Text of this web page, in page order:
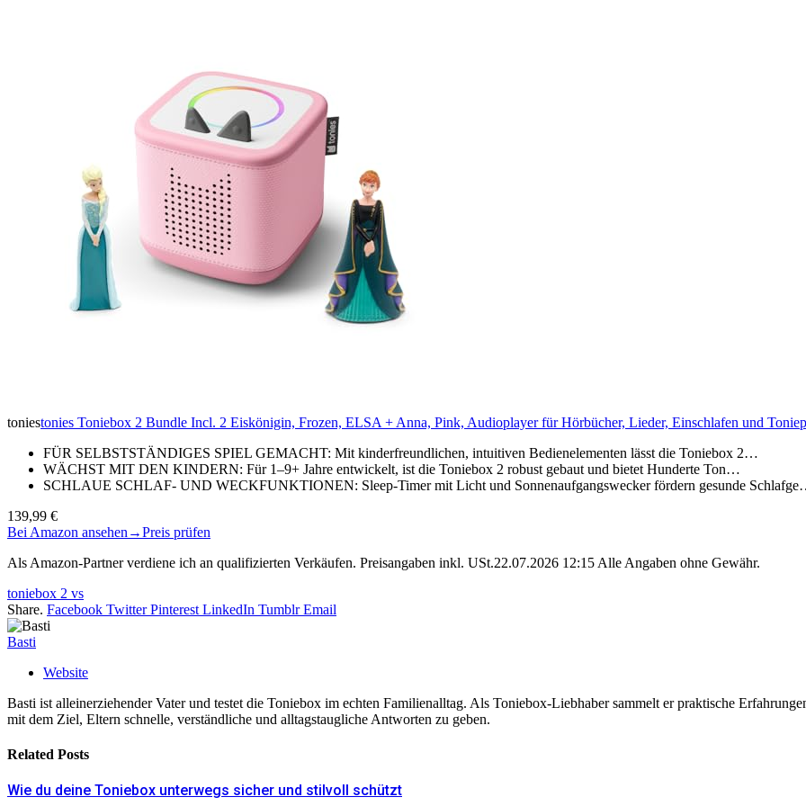
toniestonies Toniebox 2 Bundle Incl. 2 Eiskönigin, Frozen, ELSA + Anna, Pink, Audioplayer für Hörbücher, Lieder, Einschlafen und
FÜR SELBSTSTÄNDIGES SPIEL GEMACHT: Mit kinderfreundlichen, intuitiven Bedienelementen lässt die Toniebox 2…
WÄCHST MIT DEN KINDERN: Für 1–9+ Jahre entwickelt, ist die Toniebox 2 robust gebaut und bietet Hunderte Ton…
SCHLAUE SCHLAF- UND WECKFUNKTIONEN: Sleep-Timer mit Licht und Sonnenaufgangswecker fördern gesunde
139,99 €
Bei Amazon ansehen →Preis prüfen
Als Amazon-Partner verdiene ich an qualifizierten Verkäufen. Preisangaben inkl. USt.22.07.2026 12:15 Alle Angaben ohne Gewähr.
toniebox 2 vs
Share. Facebook Twitter Pinterest LinkedIn Tumblr Email
Basti
Website
Basti ist alleinerziehender Vater und testet die Toniebox im echten Familienalltag. Als Toniebox-Liebhaber sammelt er praktische
mit dem Ziel, Eltern schnelle, verständliche und alltagstaugliche Antworten zu geben.
Related Posts
Wie du deine Toniebox unterwegs sicher und stilvoll schützt